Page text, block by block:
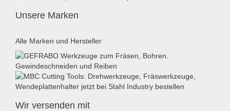
Unsere Marken
Alle Marken und Hersteller
Wir versenden mit